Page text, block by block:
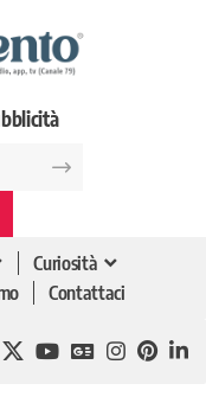
Curiosità
Contattaci